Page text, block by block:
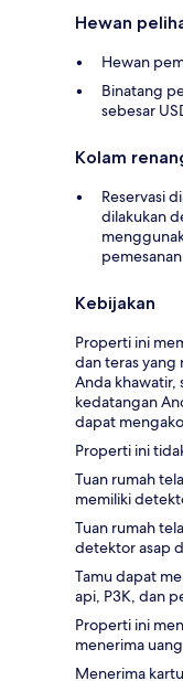
Hewan
Hewan
Binatang
sebesar
Kolam
Reservasi
dilakukan
Kebijakan
Properti ini
dan teras yang
Anda
kedatangan
dapat
Properti ini
Tuan rumah
memiliki
Tuan rumah
detektor asap
Tamu dapat
api, P3K, dan
Properti ini
menerima
Menerima